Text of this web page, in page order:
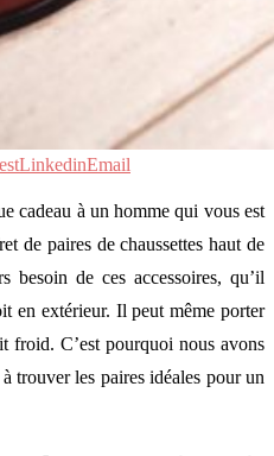
LinkedinEmail
cadeau à un homme qui vous est
de paires de chaussettes haut de
besoin de ces accessoires, qu’il
en extérieur. Il peut même porter
froid. C’est pourquoi nous avons
trouver les paires idéales pour un